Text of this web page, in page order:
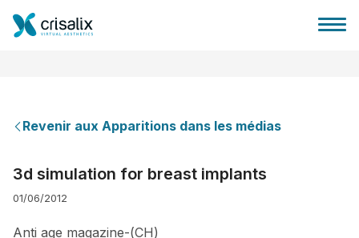
Plateforme commerciale 3D
Revenir aux Apparitions dans les médias
3d simulation for breast implants
01/06/2012
Anti age magazine-(CH)